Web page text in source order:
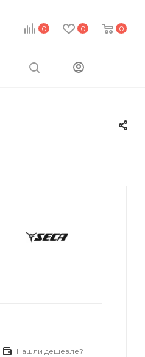
0 0 0
Нашли дешевле?